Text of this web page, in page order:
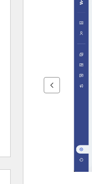
otros
elementos